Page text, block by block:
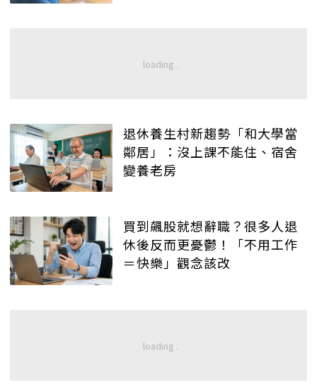
退休養生村新趨勢「和大學當
鄰居」：沒上課不能住、宿舍
變養老房
買到飆股就想辭職？很多人退
休後反而更憂鬱！「不用工作
＝快樂」觀念該改